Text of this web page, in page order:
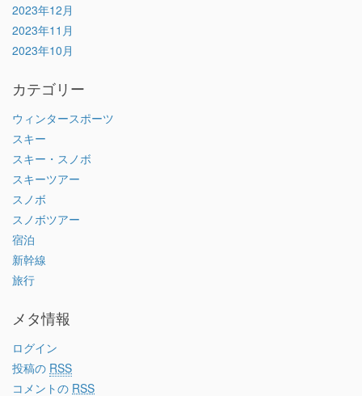
2023年12月
2023年11月
2023年10月
カテゴリー
ウィンタースポーツ
スキー
スキー・スノボ
スキーツアー
スノボ
スノボツアー
宿泊
新幹線
旅行
メタ情報
ログイン
投稿の RSS
コメントの RSS